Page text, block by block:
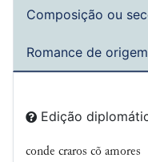
Composição ou
Romance de origem
Edição
conde craros cõ amores